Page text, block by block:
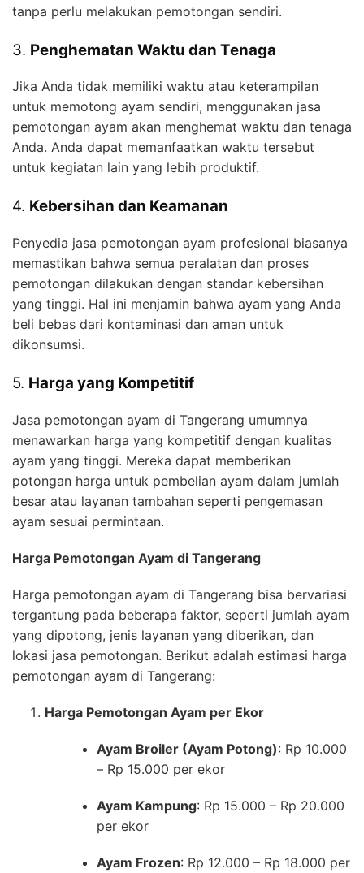
tanpa perlu melakukan pemotongan sendiri.
3. Penghematan Waktu dan Tenaga
Jika Anda tidak memiliki waktu atau keterampilan
untuk memotong ayam sendiri, menggunakan jasa
pemotongan ayam akan menghemat waktu dan tenaga
Anda. Anda dapat memanfaatkan waktu tersebut
untuk kegiatan lain yang lebih produktif.
4. Kebersihan dan Keamanan
Penyedia jasa pemotongan ayam profesional biasanya
memastikan bahwa semua peralatan dan proses
pemotongan dilakukan dengan standar kebersihan
yang tinggi. Hal ini menjamin bahwa ayam yang Anda
beli bebas dari kontaminasi dan aman untuk
dikonsumsi.
5. Harga yang Kompetitif
Jasa pemotongan ayam di Tangerang umumnya
menawarkan harga yang kompetitif dengan kualitas
ayam yang tinggi. Mereka dapat memberikan
potongan harga untuk pembelian ayam dalam jumlah
besar atau layanan tambahan seperti pengemasan
ayam sesuai permintaan.
Harga Pemotongan Ayam di Tangerang
Harga pemotongan ayam di Tangerang bisa bervariasi
tergantung pada beberapa faktor, seperti jumlah ayam
yang dipotong, jenis layanan yang diberikan, dan
lokasi jasa pemotongan. Berikut adalah estimasi harga
pemotongan ayam di Tangerang:
Harga Pemotongan Ayam per Ekor
Ayam Broiler (Ayam Potong): Rp 10.000
– Rp 15.000 per ekor
Ayam Kampung: Rp 15.000 – Rp 20.000
per ekor
Ayam Frozen: Rp 12.000 – Rp 18.000 per